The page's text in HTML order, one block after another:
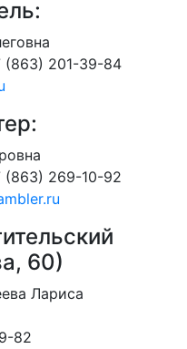
(863) 201-39-84
(863) 269-10-92
60)
Лариса
82